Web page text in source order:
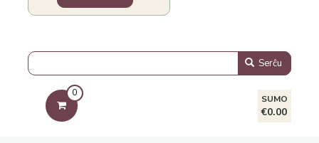
Serĉu
0
SUMO
€0.00